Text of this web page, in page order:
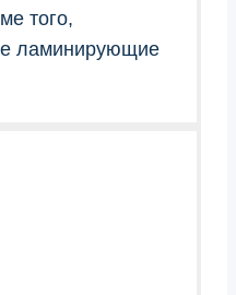
того,
ламинирующие